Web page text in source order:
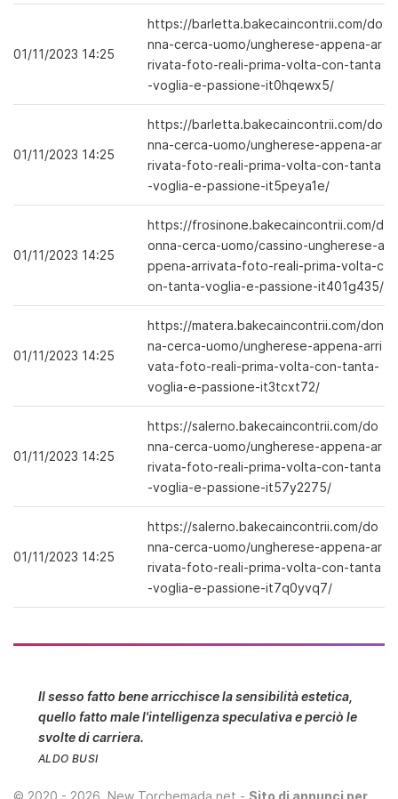
01/11/2023 14:25
https://barletta.bakecaincontrii.com/do
nna-cerca-uomo/ungherese-appena-ar
rivata-foto-reali-prima-volta-con-tanta
-voglia-e-passione-it0hqewx5/
01/11/2023 14:25
https://barletta.bakecaincontrii.com/do
nna-cerca-uomo/ungherese-appena-ar
rivata-foto-reali-prima-volta-con-tanta
-voglia-e-passione-it5peya1e/
01/11/2023 14:25
https://frosinone.bakecaincontrii.com/d
onna-cerca-uomo/cassino-ungherese-a
ppena-arrivata-foto-reali-prima-volta-c
on-tanta-voglia-e-passione-it401g435/
01/11/2023 14:25
https://matera.bakecaincontrii.com/don
na-cerca-uomo/ungherese-appena-arri
vata-foto-reali-prima-volta-con-tanta-
voglia-e-passione-it3tcxt72/
01/11/2023 14:25
https://salerno.bakecaincontrii.com/do
nna-cerca-uomo/ungherese-appena-ar
rivata-foto-reali-prima-volta-con-tanta
-voglia-e-passione-it57y2275/
01/11/2023 14:25
https://salerno.bakecaincontrii.com/do
nna-cerca-uomo/ungherese-appena-ar
rivata-foto-reali-prima-volta-con-tanta
-voglia-e-passione-it7q0yvq7/
Il sesso fatto bene arricchisce la sensibilità estetica,
quello fatto male l'intelligenza speculativa e perciò le
svolte di carriera.
ALDO BUSI
© 2020 - 2026 . New Torchemada.net - Sito di annunci per